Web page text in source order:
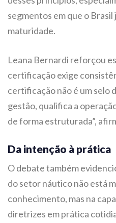
segmentos em que o
maturidade.
Leana Bernardi reforçou
certificação exige
certificação não é um selo
gestão, qualifica a
de forma estruturada”,
Da intenção à prática
O debate também
do setor náutico não está
conhecimento, mas na
diretrizes em prática